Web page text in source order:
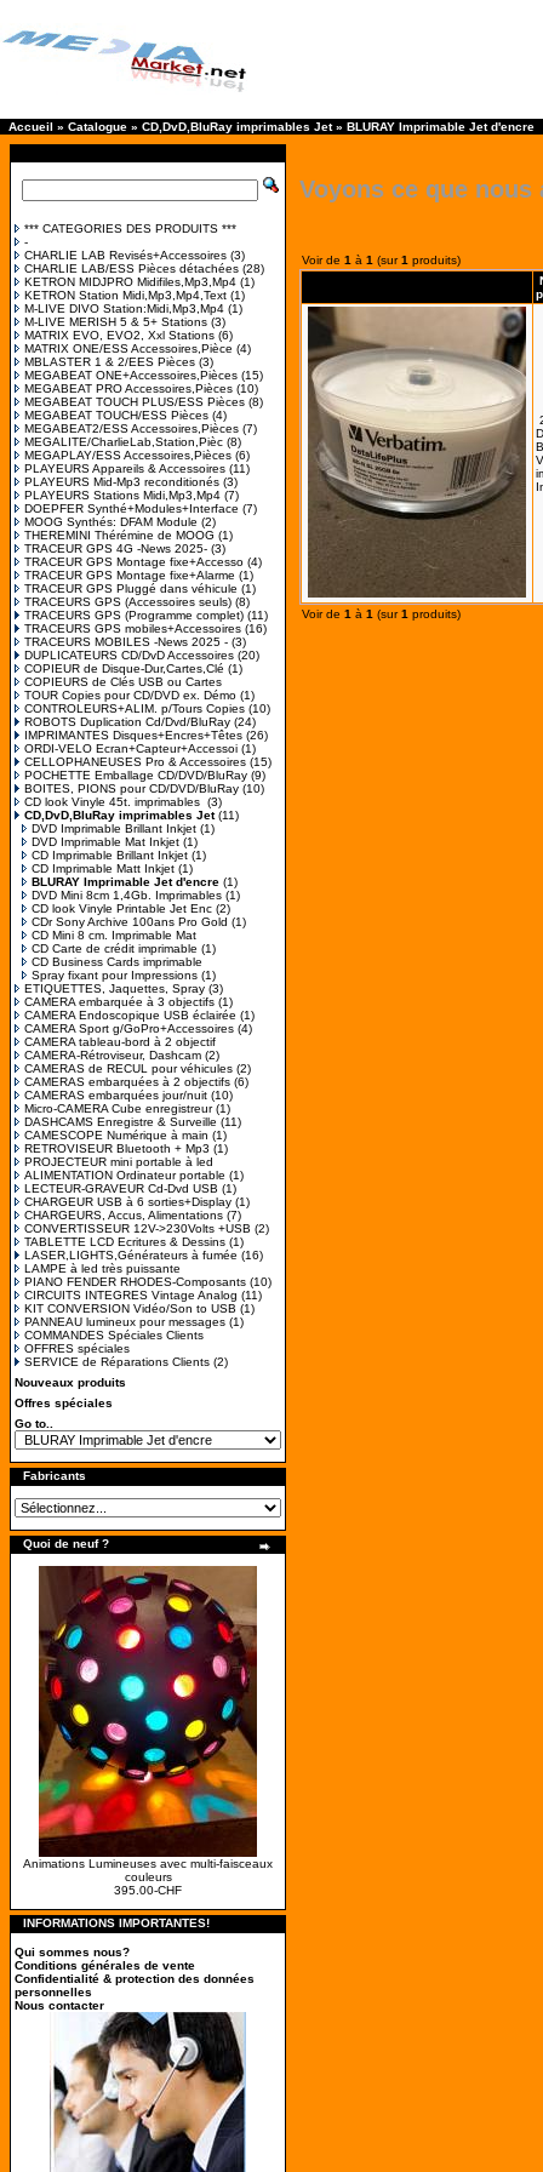
Accueil » Catalogue » CD,DvD,BluRay imprimables Jet» BLURAY Imprimable Jet d'encre
*** CATEGORIES DES PRODUITS ***
-
CHARLIE LAB Revisés+Accessoires (3)
CHARLIE LAB/ESS Pièces détachées (28)
KETRON MIDJPRO Midifiles,Mp3,Mp4 (1)
KETRON Station Midi,Mp3,Mp4,Text (1)
M-LIVE DIVO Station:Midi,Mp3,Mp4 (1)
M-LIVE MERISH 5 & 5+ Stations (3)
MATRIX EVO, EVO2, Xxl Stations (6)
MATRIX ONE/ESS Accessoires,Pièce (4)
MBLASTER 1 & 2/EES Pièces (3)
MEGABEAT ONE+Accessoires,Pièces (15)
MEGABEAT PRO Accessoires,Pièces (10)
MEGABEAT TOUCH PLUS/ESS Pièces (8)
MEGABEAT TOUCH/ESS Pièces (4)
MEGABEAT2/ESS Accessoires,Pièces (7)
MEGALITE/CharlieLab,Station,Pièc (8)
MEGAPLAY/ESS Accessoires,Pièces (6)
PLAYEURS Appareils & Accessoires (11)
PLAYEURS Mid-Mp3 reconditionés (3)
PLAYEURS Stations Midi,Mp3,Mp4 (7)
DOEPFER Synthé+Modules+Interface (7)
MOOG Synthés: DFAM Module (2)
THEREMINI Thérémine de MOOG (1)
TRACEUR GPS 4G -News 2025- (3)
TRACEUR GPS Montage fixe+Accesso (4)
TRACEUR GPS Montage fixe+Alarme (1)
TRACEUR GPS Pluggé dans véhicule (1)
TRACEURS GPS (Accessoires seuls) (8)
TRACEURS GPS (Programme complet) (11)
TRACEURS GPS mobiles+Accessoires (16)
TRACEURS MOBILES -News 2025 - (3)
DUPLICATEURS CD/DvD Accessoires (20)
COPIEUR de Disque-Dur,Cartes,Clé (1)
COPIEURS de Clés USB ou Cartes
TOUR Copies pour CD/DVD ex. Démo (1)
CONTROLEURS+ALIM. p/Tours Copies (10)
ROBOTS Duplication Cd/Dvd/BluRay (24)
IMPRIMANTES Disques+Encres+Têtes (26)
ORDI-VELO Ecran+Capteur+Accessoi (1)
CELLOPHANEUSES Pro & Accessoires (15)
POCHETTE Emballage CD/DVD/BluRay (9)
BOITES, PIONS pour CD/DVD/BluRay (10)
CD look Vinyle 45t. imprimables (3)
CD,DvD,BluRay imprimables Jet(11)
DVD Imprimable Brillant Inkjet (1)
DVD Imprimable Mat Inkjet (1)
CD Imprimable Brillant Inkjet (1)
CD Imprimable Matt Inkjet (1)
BLURAY Imprimable Jet d'encre (1)
DVD Mini 8cm 1,4Gb. Imprimables (1)
CD look Vinyle Printable Jet Enc (2)
CDr Sony Archive 100ans Pro Gold (1)
CD Mini 8 cm. Imprimable Mat
CD Carte de crédit imprimable (1)
CD Business Cards imprimable
Spray fixant pour Impressions (1)
ETIQUETTES, Jaquettes, Spray (3)
CAMERA embarquée à 3 objectifs (1)
CAMERA Endoscopique USB éclairée (1)
CAMERA Sport g/GoPro+Accessoires (4)
CAMERA tableau-bord à 2 objectif
CAMERA-Rétroviseur, Dashcam (2)
CAMERAS de RECUL pour véhicules (2)
CAMERAS embarquées à 2 objectifs (6)
CAMERAS embarquées jour/nuit (10)
Micro-CAMERA Cube enregistreur(1)
DASHCAMS Enregistre & Surveille (11)
CAMESCOPE Numérique à main (1)
RETROVISEUR Bluetooth + Mp3 (1)
PROJECTEUR mini portable à led
ALIMENTATION Ordinateur portable (1)
LECTEUR-GRAVEUR Cd-Dvd USB (1)
CHARGEUR USB à 6 sorties+Display (1)
CHARGEURS, Accus, Alimentations (7)
CONVERTISSEUR 12V->230Volts +USB (2)
TABLETTE LCD Ecritures & Dessins (1)
LASER,LIGHTS,Générateurs à fumée (16)
LAMPE à led très puissante
PIANO FENDER RHODES-Composants (10)
CIRCUITS INTEGRES Vintage Analog (11)
KIT CONVERSION Vidéo/Son to USB (1)
PANNEAU lumineux pour messages (1)
COMMANDES Spéciales Clients
OFFRES spéciales
SERVICE de Réparations Clients (2)
Nouveaux produits
Offres spéciales
Go to..
Fabricants
Quoi de neuf ?
Animations Lumineuses avec multi-faisceaux
couleurs
395.00-CHF
INFORMATIONS IMPORTANTES!
Qui sommes nous?
Conditions générales de vente
Confidentialité & protection des données
personnelles
Nous contacter
Voyons ce que nous
Voir de 1 à 1 (sur1 produits)
Voir de 1 à 1 (sur1 produits)